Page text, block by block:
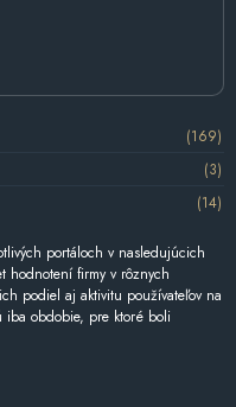
(169)
(3)
(14)
portáloch v nasledujúcich
hodnotení firmy v rôznych
podiel aj aktivitu používateľov na
iba obdobie, pre ktoré boli